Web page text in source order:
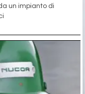
un impianto di